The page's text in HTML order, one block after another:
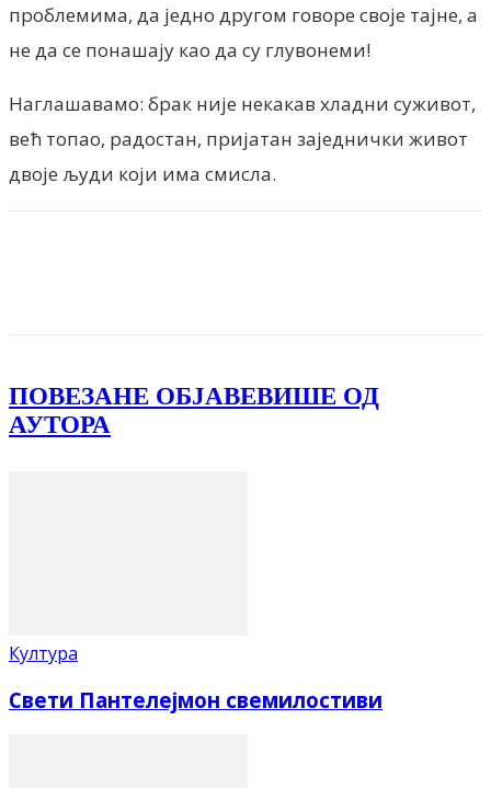
проблемима, да једно другом говоре своје тајне, а
не да се понашају као да су глувонеми!
Наглашавамо: брак није некакав хладни суживот,
већ топао, радостан, пријатан заједнички живот
двоје људи који има смисла.
ПОВЕЗАНЕ ОБЈАВЕВИШЕ ОД
АУТОРА
Култура
Свети Пантелејмон свемилостиви